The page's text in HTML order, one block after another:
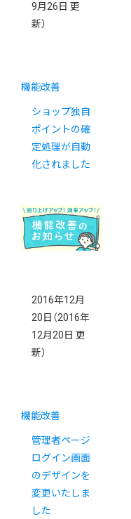
9月26日 更
新）
機能改善
ショップ独自
ポイントの確
定処理が自動
化されました
2016年12月
20日 （2016年
12月20日 更
新）
機能改善
管理者ページ
ログイン画面
のデザインを
変更いたしま
した